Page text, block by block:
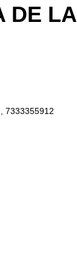
DE LA
7333355912